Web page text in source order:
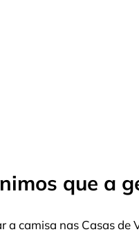
que a
a camisa nas Casas